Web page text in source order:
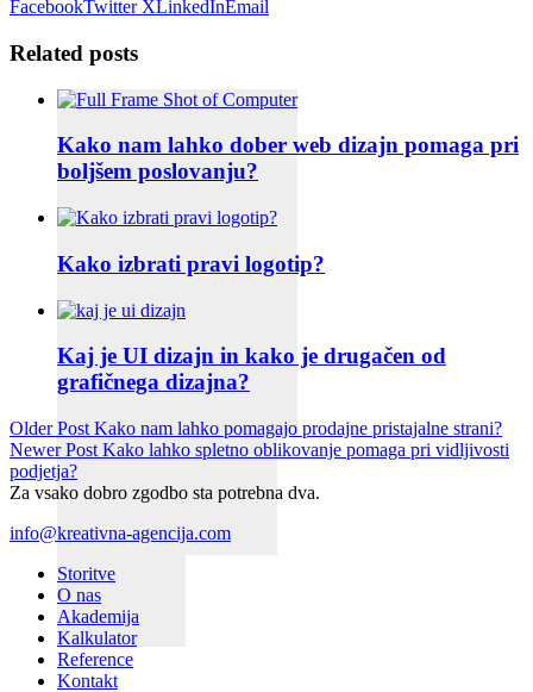
FacebookTwitter XLinkedInEmail
Related posts
Kako nam lahko dober web dizajn pomaga pri
boljšem poslovanju?
Kako izbrati pravi logotip?
Kaj je UI dizajn in kako je drugačen od
grafičnega dizajna?
Older Post Kako nam lahko pomagajo prodajne pristajalne strani?
Newer Post Kako lahko spletno oblikovanje pomaga pri vidljivosti
podjetja?
Za vsako dobro zgodbo sta potrebna dva.
info@kreativna-agencija.com
Storitve
O nas
Akademija
Kalkulator
Reference
Kontakt